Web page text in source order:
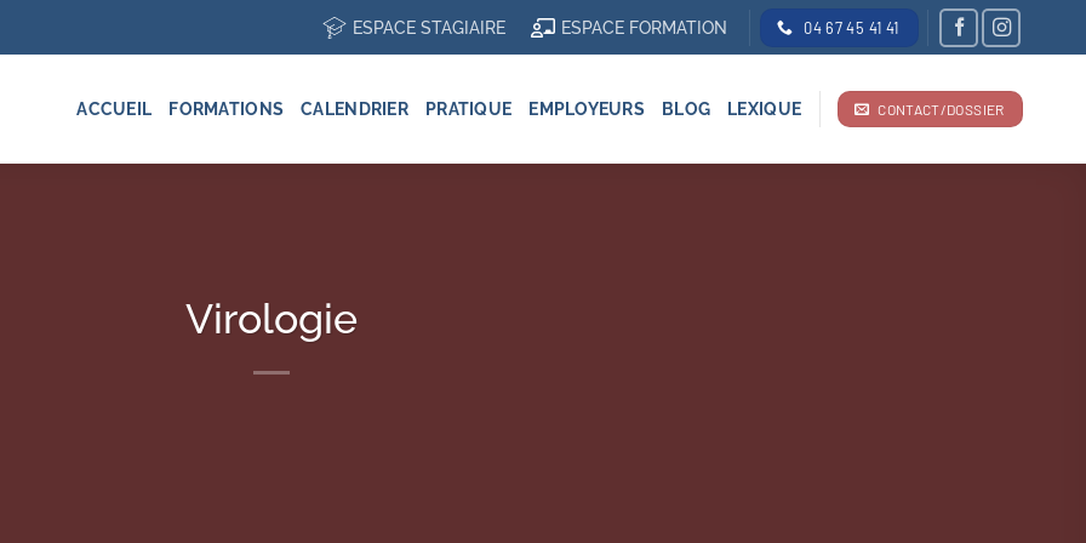
ESPACE STAGIAIRE ESPACE FORMATION 04 67 45 41 41
ACCUEIL FORMATIONS CALENDRIER PRATIQUE EMPLOYEURS BLOG LEXIQUE CONTACT/DOSSIER
Virologie